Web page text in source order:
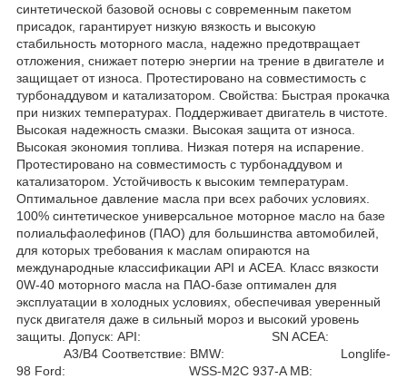
синтетической базовой основы с современным пакетом
присадок, гарантирует низкую вязкость и высокую
стабильность моторного масла, надежно предотвращает
отложения, снижает потерю энергии на трение в двигателе и
защищает от износа. Протестировано на совместимость с
турбонаддувом и катализатором. Свойства: Быстрая прокачка
при низких температурах. Поддерживает двигатель в чистоте.
Высокая надежность смазки. Высокая защита от износа.
Высокая экономия топлива. Низкая потеря на испарение.
Протестировано на совместимость с турбонаддувом и
катализатором. Устойчивость к высоким температурам.
Оптимальное давление масла при всех рабочих условиях.
100% синтетическое универсальное моторное масло на базе
полиальфаолефинов (ПАО) для большинства автомобилей,
для которых требования к маслам опираются на
международные классификации API и ACEA. Класс вязкости
0W-40 моторного масла на ПАО-базе оптимален для
эксплуатации в холодных условиях, обеспечивая уверенный
пуск двигателя даже в сильный мороз и высокий уровень
защиты. Допуск: API: SN ACEA:
A3/B4 Соответствие: BMW: Longlife-
98 Ford: WSS-M2C 937-A MB: